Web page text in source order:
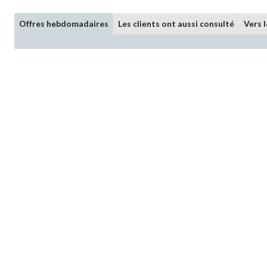
Offres hebdomadaires Les clients ont aussi consulté Vers